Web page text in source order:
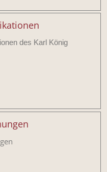
des Karl König